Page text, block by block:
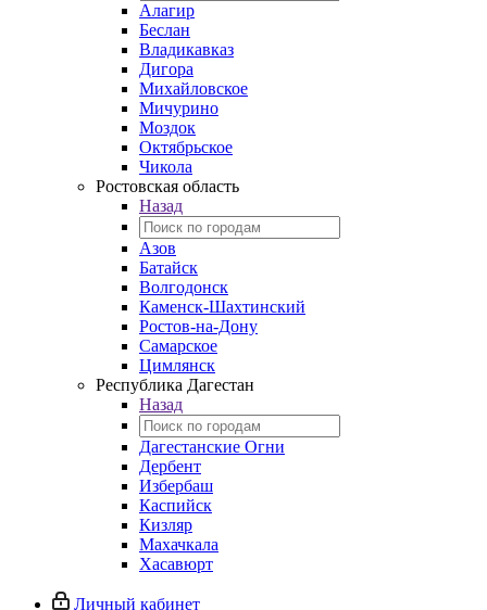
Алагир
Беслан
Владикавказ
Дигора
Михайловское
Мичурино
Моздок
Октябрьское
Чикола
Ростовская область
Назад
Азов
Батайск
Волгодонск
Каменск-Шахтинский
Ростов-на-Дону
Самарское
Цимлянск
Республика Дагестан
Назад
Дагестанские Огни
Дербент
Избербаш
Каспийск
Кизляр
Махачкала
Хасавюрт
Личный кабинет